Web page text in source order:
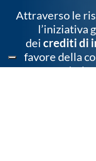
Attraverso le
l’iniziativa
deicrediti di
favore della